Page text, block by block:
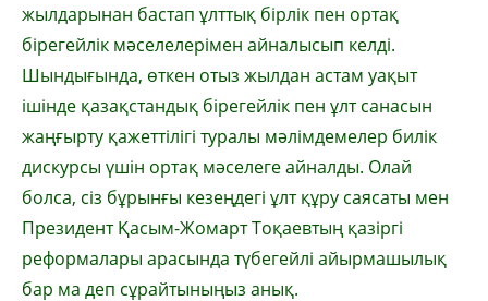
жылдарынан бастап ұлт­тық бірлік пен ортақ
бірегейлік мәсе­ле­лерімен айналысып келді.
Шындығында, өткен отыз жылдан астам уақыт
ішінде қазақстандық бірегейлік пен ұлт санасын
жаңғырту қажеттілігі туралы мәлімдемелер билік
дискурсы үшін ортақ мәселеге айналды. Олай
болса, сіз бұрынғы кезеңдегі ұлт құру саясаты мен
Президент Қасым-Жомарт Тоқаевтың қазіргі
рефор­малары арасында түбегейлі айырмашылық
бар ма деп сұрайтыныңыз анық.